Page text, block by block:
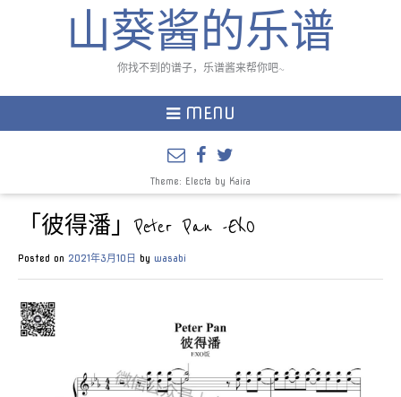
山葵酱的乐谱
你找不到的谱子，乐谱酱来帮你吧~
MENU
Theme: Electa by Kaira
「彼得潘」Peter Pan -EXO
Posted on 2021年3月10日 by wasabi